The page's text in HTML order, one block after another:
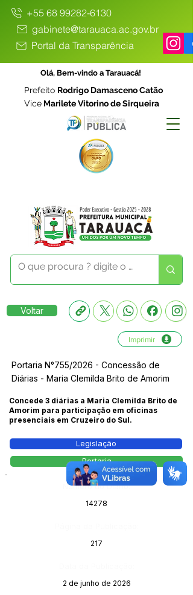
+55 68 99282-6130
gabinete@tarauaca.ac.gov.br
Portal da Transparência
Olá, Bem-vindo a Tarauacá!
Prefeito Rodrigo Damasceno Catão
Vice Marilete Vitorino de Sirqueira
Voltar
Imprimir
Portaria N°755/2026 - Concessão de
Diárias - Maria Clemilda Brito de Amorim
Concede 3 diárias a Maria Clemilda Brito de
Amorim para participação em oficinas
presenciais em Cruzeiro do Sul.
Legislação
Portaria
Número do Diário:
14278
217
2 de junho de 2026